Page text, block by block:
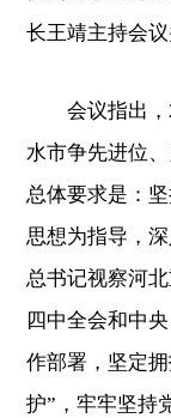
长王靖主持会议
会议指出，
水市争先进位
总体要求是：
思想为指导，
总书记视察河
四中全会和中
作部署，坚定
护”，牢牢坚持